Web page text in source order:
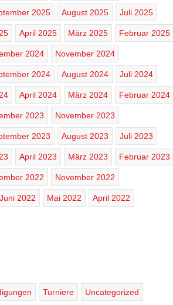
2025 August 2025 Juli 2025
April 2025 März 2025 Februar 2025
2024 November 2024
2024 August 2024 Juli 2024
April 2024 März 2024 Februar 2024
2023 November 2023
2023 August 2023 Juli 2023
April 2023 März 2023 Februar 2023
2022 November 2022
Juni 2022 Mai 2022 April 2022
Turniere Uncategorized